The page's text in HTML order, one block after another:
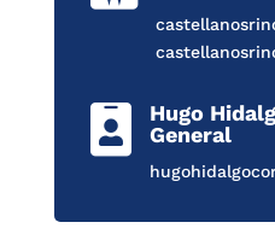

Hugo
General